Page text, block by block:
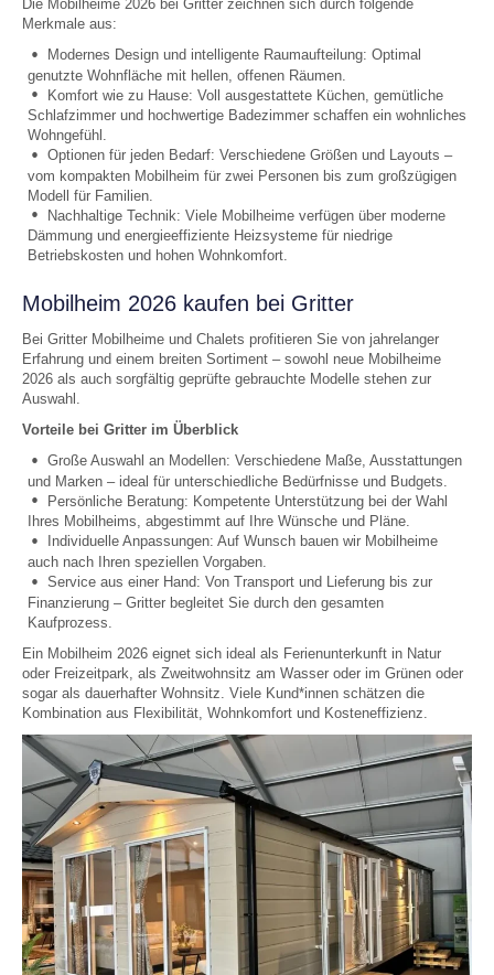
Die Mobilheime 2026 bei Gritter zeichnen sich durch folgende
Merkmale aus:
Modernes Design und intelligente Raumaufteilung: Optimal
genutzte Wohnfläche mit hellen, offenen Räumen.
Komfort wie zu Hause: Voll ausgestattete Küchen, gemütliche
Schlafzimmer und hochwertige Badezimmer schaffen ein wohnliches
Wohngefühl.
Optionen für jeden Bedarf: Verschiedene Größen und Layouts –
vom kompakten Mobilheim für zwei Personen bis zum großzügigen
Modell für Familien.
Nachhaltige Technik: Viele Mobilheime verfügen über moderne
Dämmung und energieeffiziente Heizsysteme für niedrige
Betriebskosten und hohen Wohnkomfort.
Mobilheim 2026 kaufen bei Gritter
Bei Gritter Mobilheime und Chalets profitieren Sie von jahrelanger
Erfahrung und einem breiten Sortiment – sowohl neue Mobilheime
2026 als auch sorgfältig geprüfte gebrauchte Modelle stehen zur
Auswahl.
Vorteile bei Gritter im Überblick
Große Auswahl an Modellen: Verschiedene Maße, Ausstattungen
und Marken – ideal für unterschiedliche Bedürfnisse und Budgets.
Persönliche Beratung: Kompetente Unterstützung bei der Wahl
Ihres Mobilheims, abgestimmt auf Ihre Wünsche und Pläne.
Individuelle Anpassungen: Auf Wunsch bauen wir Mobilheime
auch nach Ihren speziellen Vorgaben.
Service aus einer Hand: Von Transport und Lieferung bis zur
Finanzierung – Gritter begleitet Sie durch den gesamten
Kaufprozess.
Ein Mobilheim 2026 eignet sich ideal als Ferienunterkunft in Natur
oder Freizeitpark, als Zweitwohnsitz am Wasser oder im Grünen oder
sogar als dauerhafter Wohnsitz. Viele Kund*innen schätzen die
Kombination aus Flexibilität, Wohnkomfort und Kosteneffizienz.